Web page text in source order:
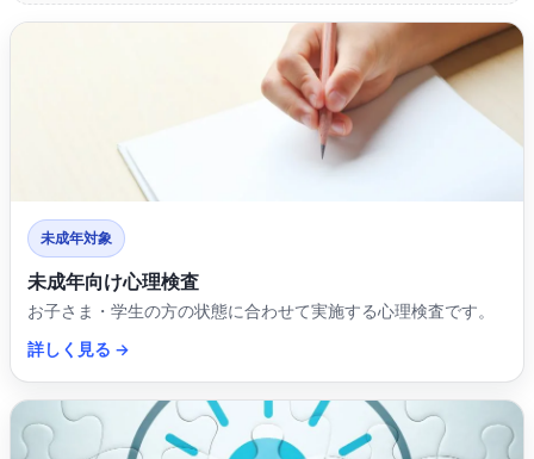
未成年対象
未成年向け心理検査
お子さま・学生の方の状態に合わせて実施する心理検査です。
詳しく見る →